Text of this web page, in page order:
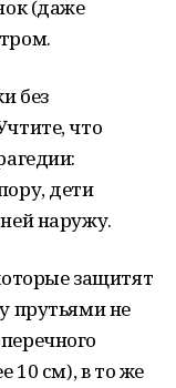
(даже
без
что
дети
наружу.
защитят
прутьями не
10 см), в то же